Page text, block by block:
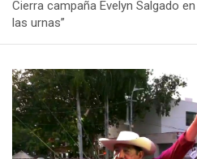
Cierra campaña Evelyn Salgado
las urnas”